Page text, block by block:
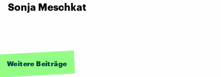
Sonja Meschkat
Weitere Beiträge